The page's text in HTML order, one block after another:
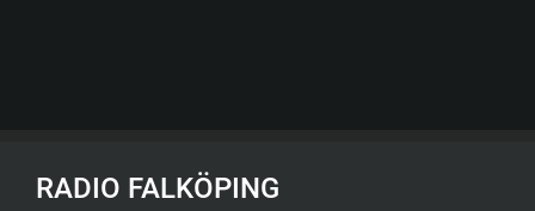
RADIO FALKÖPING